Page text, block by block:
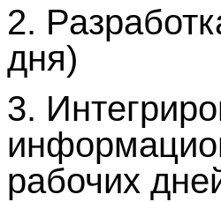
2.
дня)
3.
рабочих